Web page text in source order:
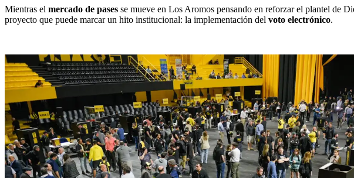
Mientras el mercado de pases se mueve en Los Aromos pensando en reforzar el plantel de
proyecto que puede marcar un hito institucional: la implementación del voto electrónico.